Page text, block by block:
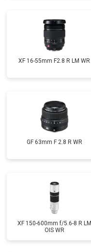
XF 16-55mm F2.8 R LM WR
GF 63mm F 2.8 R WR
XF 150-600mm f/5.6-8 R LM
OIS WR